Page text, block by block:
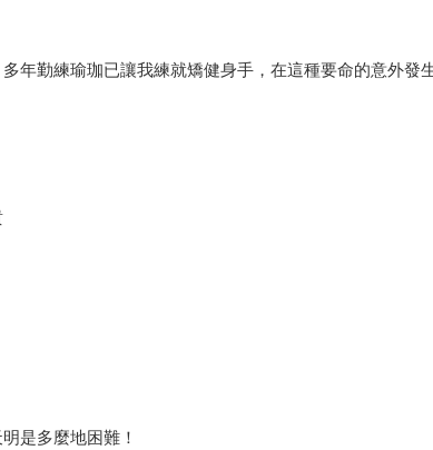
年勤練瑜珈已讓我練就矯健身手，在這種要命的意外
是多麼地困難！